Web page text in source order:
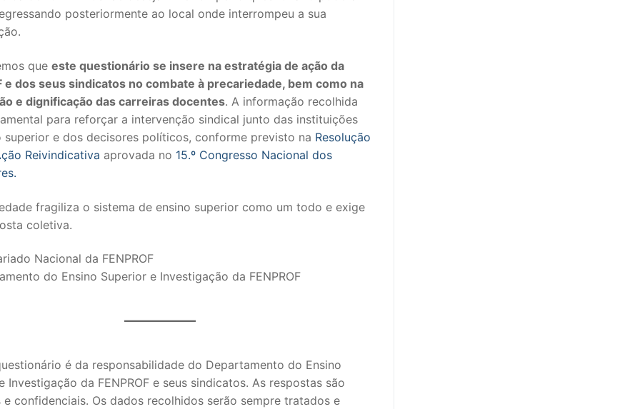
IPSS / MISERICÓRDIAS
CONTRATADOS
posteriormente ao local onde interrompeu a sua
que este questionário se insere na estratégia de ação da
e dos seus sindicatos no combate à precariedade, bem como na
e dignificação das carreiras docentes. A informação recolhida
para reforçar a intervenção sindical junto das instituições
superior e dos decisores políticos, conforme previsto na Resolução
Reivindicativa aprovada no 15.º Congresso Nacional dos
fragiliza o sistema de ensino superior como um todo e exige
coletiva.
Nacional da FENPROF
do Ensino Superior e Investigação da FENPROF
é da responsabilidade do Departamento do Ensino
Investigação da FENPROF e seus sindicatos. As respostas são
e confidenciais. Os dados recolhidos serão sempre tratados e